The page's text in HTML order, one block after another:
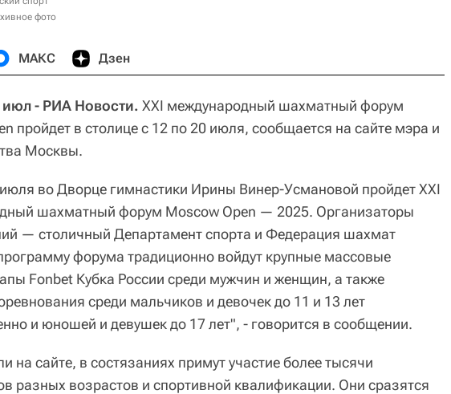
фото
МАКС Дзен
- РИА Новости. XXI международный шахматный форум
пройдет в столице с 12 по 20 июля, сообщается на сайте мэра и
Москвы.
во Дворце гимнастики Ирины Винер-Усмановой пройдет XXI
шахматный форум Moscow Open — 2025. Организаторы
— столичный Департамент спорта и Федерация шахмат
форума традиционно войдут крупные массовые
Fonbet Кубка России среди мужчин и женщин, а также
среди мальчиков и девочек до 11 и 13 лет
и юношей и девушек до 17 лет", - говорится в сообщении.
на сайте, в состязаниях примут участие более тысячи
разных возрастов и спортивной квалификации. Они сразятся